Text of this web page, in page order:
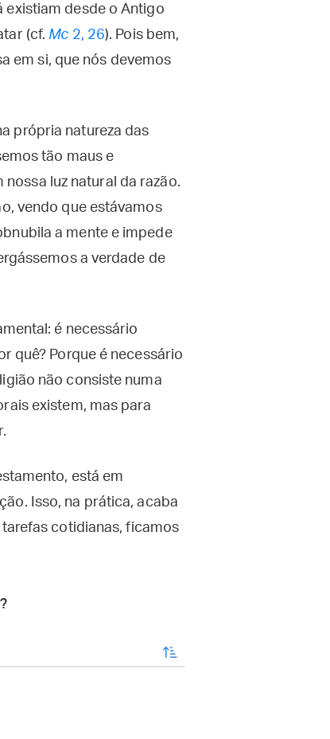
existiam desde o Antigo
(cf.Mc 2, 26). Pois bem,
em si, que nós devemos
própria natureza das
tão maus e
luz natural da razão.
vendo que estávamos
a mente e impede
a verdade de
é necessário
quê? Porque é necessário
não consiste numa
existem, mas para
está em
Isso, na prática, acaba
cotidianas, ficamos
enviar